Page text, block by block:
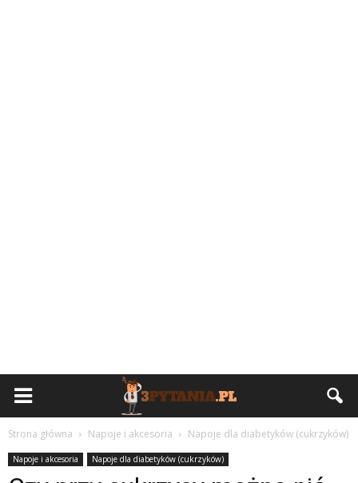
Strona główna Napoje i akcesoria Napoje dla diabetyków (cukrzyków)
Napoje i akcesoria Napoje dla diabetyków (cukrzyków)